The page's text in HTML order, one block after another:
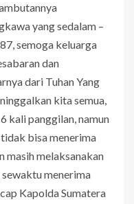
yang sedalam –
semoga keluarga
dan
dari Tuhan Yang
kita semua,
kali panggilan, namun
bisa menerima
masih melaksanakan
menerima
Kapolda Sumatera